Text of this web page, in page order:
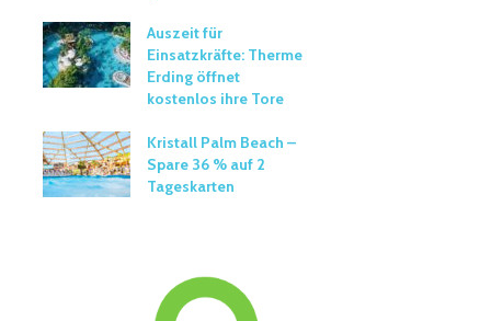
Auszeit für
Einsatzkräfte: Therme
Erding öffnet
kostenlos ihre Tore
Kristall Palm Beach –
Spare 36 % auf 2
Tageskarten